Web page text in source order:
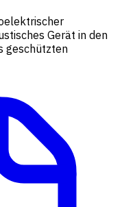
Gerät in den
geschützten